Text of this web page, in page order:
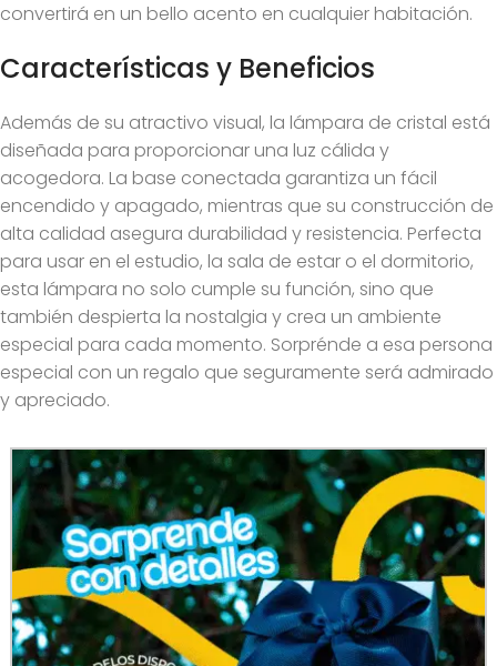
convertirá en un bello acento en cualquier habitación.
Características y Beneficios
Además de su atractivo visual, la lámpara de cristal está
diseñada para proporcionar una luz cálida y
acogedora. La base conectada garantiza un fácil
encendido y apagado, mientras que su construcción de
alta calidad asegura durabilidad y resistencia. Perfecta
para usar en el estudio, la sala de estar o el dormitorio,
esta lámpara no solo cumple su función, sino que
también despierta la nostalgia y crea un ambiente
especial para cada momento. Sorprénde a esa persona
especial con un regalo que seguramente será admirado
y apreciado.